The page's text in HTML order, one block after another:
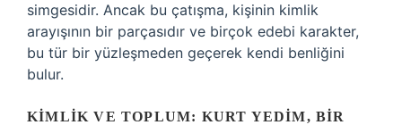
simgesidir. Ancak bu çatışma, kişinin kimlik
arayışının bir parçasıdır ve birçok edebi karakter,
bu tür bir yüzleşmeden geçerek kendi benliğini
bulur.
KIMLIK VE TOPLUM: KURT YEDIM, BIR